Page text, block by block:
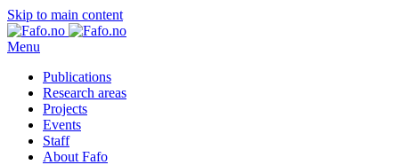
Skip to main content
Menu
Publications
Research areas
Projects
Events
Staff
About Fafo